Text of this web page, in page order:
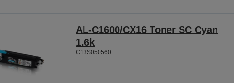
AL-C1600/CX16 Toner SC Cyan
1.6k
C13S050560